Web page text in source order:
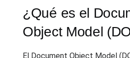
¿Qué es el
Object Model
El Document Object Model